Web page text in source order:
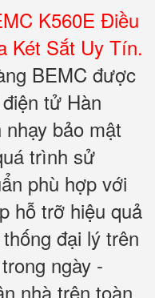
K560E Điều
Két Sắt Uy Tín.
BEMC được
tử Hàn
bảo mật
trình sử
phù hợp với
hỗ trỡ hiệu quả
đại lý trên
ngày -
nhà trên toàn